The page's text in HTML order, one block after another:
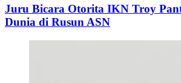
Juru Bicara Otorita IKN Troy
Dunia di Rusun ASN